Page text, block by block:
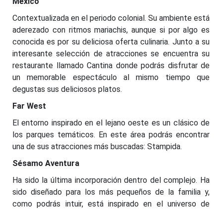
Contextualizada en el periodo colonial. Su ambiente está
aderezado con ritmos mariachis, aunque si por algo es
conocida es por su deliciosa oferta culinaria. Junto a su
interesante selección de atracciones se encuentra su
restaurante llamado Cantina donde podrás disfrutar de
un memorable espectáculo al mismo tiempo que
degustas sus deliciosos platos.
Far West
El entorno inspirado en el lejano oeste es un clásico de
los parques temáticos. En este área podrás encontrar
una de sus atracciones más buscadas: Stampida.
Sésamo Aventura
Ha sido la última incorporación dentro del complejo. Ha
sido diseñado para los más pequeños de la familia y,
como podrás intuir, está inspirado en el universo de